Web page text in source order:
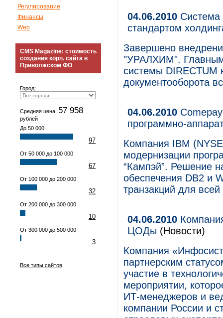
Регулирование
Финансы
Web
CMS Magazine: стоимость
создания корп. сайта в
Приволжском ФО
Город:
Средняя цена: 57 958
рублей
До 50 000
97
От 50 000 до 100 000
67
От 100 000 до 200 000
32
От 200 000 до 300 000
10
От 300 000 до 500 000
3
Все типы сайтов
04.06.2010 Система
стандартом
Завершено
"УРАЛХИМ". Главным
системы DIRECTUM
документооборота
04.06.2010
программно-
Компания IBM
модернизации
“Кампэй”. Решение
обеспечения DB2 и
транзакций для
04.06.2010
ЦОДы (Новости)
Компания
партнерским
участие в
мероприятии,
ИТ-менеджеров и
компании России и